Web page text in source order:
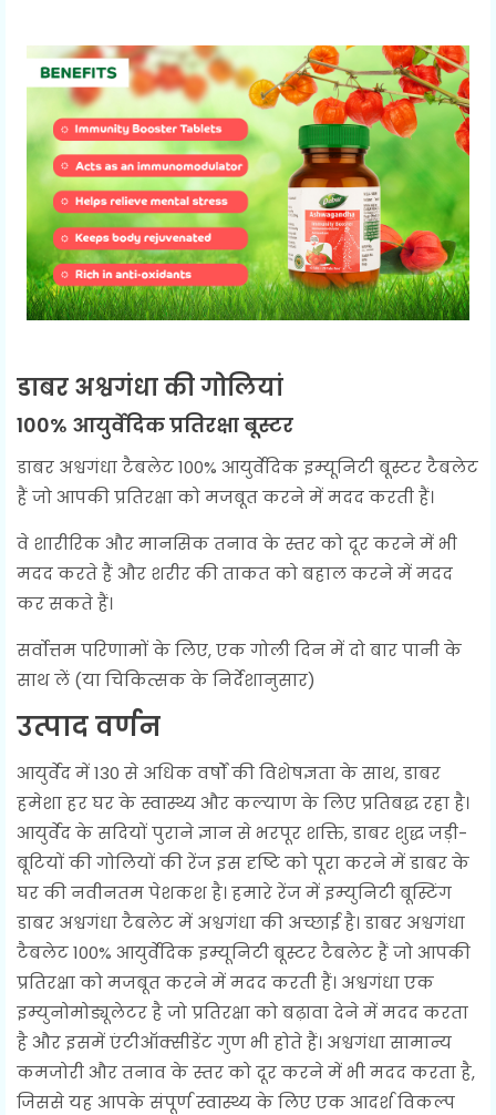
डाबर अश्वगंधा की गोलियां
100% आयुर्वेदिक प्रतिरक्षा बूस्टर
डाबर अश्वगंधा टैबलेट 100% आयुर्वेदिक इम्यूनिटी बूस्टर टैबलेट
हैं जो आपकी प्रतिरक्षा को मजबूत करने में मदद करती हैं।
वे शारीरिक और मानसिक तनाव के स्तर को दूर करने में भी
मदद करते हैं और शरीर की ताकत को बहाल करने में मदद
कर सकते हैं।
सर्वोत्तम परिणामों के लिए, एक गोली दिन में दो बार पानी के
साथ लें (या चिकित्सक के निर्देशानुसार)
उत्पाद वर्णन
आयुर्वेद में 130 से अधिक वर्षों की विशेषज्ञता के साथ, डाबर
हमेशा हर घर के स्वास्थ्य और कल्याण के लिए प्रतिबद्ध रहा है।
आयुर्वेद के सदियों पुराने ज्ञान से भरपूर शक्ति, डाबर शुद्ध जड़ी-
बूटियों की गोलियों की रेंज इस दृष्टि को पूरा करने में डाबर के
घर की नवीनतम पेशकश है। हमारे रेंज में इम्युनिटी बूस्टिंग
डाबर अश्वगंधा टैबलेट में अश्वगंधा की अच्छाई है। डाबर अश्वगंधा
टैबलेट 100% आयुर्वेदिक इम्यूनिटी बूस्टर टैबलेट हैं जो आपकी
प्रतिरक्षा को मजबूत करने में मदद करती हैं। अश्वगंधा एक
इम्युनोमोड्यूलेटर है जो प्रतिरक्षा को बढ़ावा देने में मदद करता
है और इसमें एंटीऑक्सीडेंट गुण भी होते हैं। अश्वगंधा सामान्य
कमजोरी और तनाव के स्तर को दूर करने में भी मदद करता है,
जिससे यह आपके संपूर्ण स्वास्थ्य के लिए एक आदर्श विकल्प